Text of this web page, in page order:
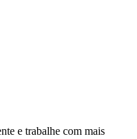
e trabalhe com mais